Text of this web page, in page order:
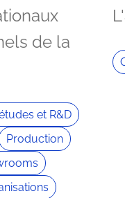
de la
et R&D
Production